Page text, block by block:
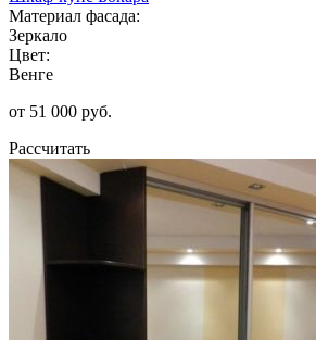
Материал фасада:
Зеркало
Цвет:
Венге
от 51 000 руб.
Рассчитать